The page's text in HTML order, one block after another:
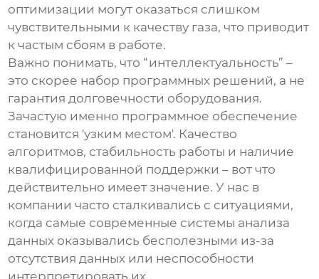
оптимизации могут оказаться слишком
чувствительными к качеству газа, что приводит
к частым сбоям в работе.
Важно понимать, что “интеллектуальность” –
это скорее набор программных решений, а не
гарантия долговечности оборудования.
Зачастую именно программное обеспечение
становится 'узким местом'. Качество
алгоритмов, стабильность работы и наличие
квалифицированной поддержки – вот что
действительно имеет значение. У нас в
компании часто сталкивались с ситуациями,
когда самые современные системы анализа
данных оказывались бесполезными из-за
отсутствия данных или неспособности